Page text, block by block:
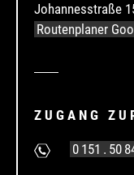
Johannesstraße
Routenplaner
ZUGANG
0 151 . 50